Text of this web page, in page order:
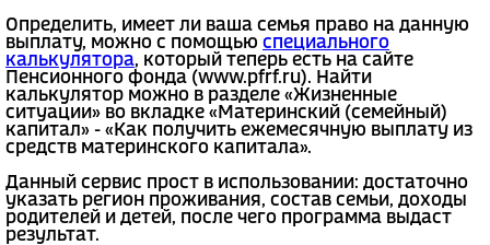
Определить, имеет ли ваша семья право на данную
выплату, можно с помощью специального
калькулятора, который теперь есть на сайте
Пенсионного фонда (www.pfrf.ru). Найти
калькулятор можно в разделе «Жизненные
ситуации» во вкладке «Материнский (семейный)
капитал» - «Как получить ежемесячную выплату из
средств материнского капитала».
Данный сервис прост в использовании: достаточно
указать регион проживания, состав семьи, доходы
родителей и детей, после чего программа выдаст
результат.